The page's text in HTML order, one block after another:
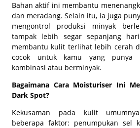
Bahan aktif ini membantu
dan meradang. Selain itu, ia juga
mengontrol produksi minyak
tampak lebih segar sepanjang
membantu kulit terlihat lebih cerah
cocok untuk kamu yang punya
kombinasi atau berminyak.
Bagaimana Cara Moisturiser Ini
Dark Spot?
Kekusaman pada kulit
beberapa faktor: penumpukan sel